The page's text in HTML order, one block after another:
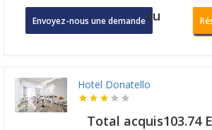
Envoyez-nous une demandeou
Hotel Donatello
Total acquis103.74